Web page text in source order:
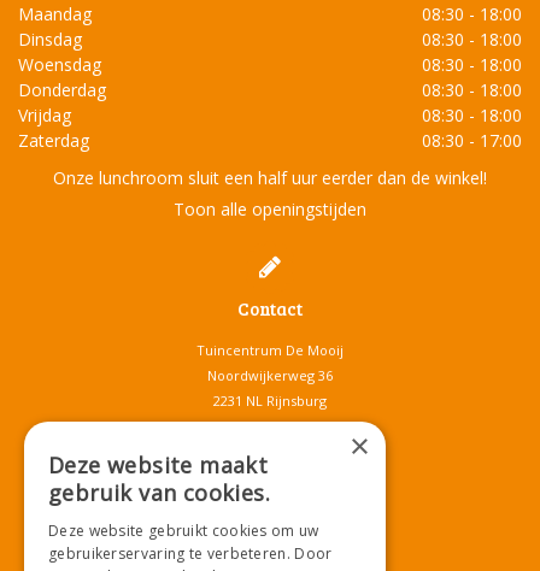
Maandag
08:30 - 18:00
Dinsdag
08:30 - 18:00
Woensdag
08:30 - 18:00
Donderdag
08:30 - 18:00
Vrijdag
08:30 - 18:00
Zaterdag
08:30 - 17:00
Onze lunchroom sluit een half uur eerder dan de winkel!
Toon alle openingstijden
Contact
Tuincentrum De Mooij
Noordwijkerweg 36
2231 NL Rijnsburg
T.071-4080959
info@tuincentrumdemooij.nl
Download onze App!
×
Deze website maakt
gebruik van cookies.
Deze website gebruikt cookies om uw
gebruikerservaring te verbeteren. Door